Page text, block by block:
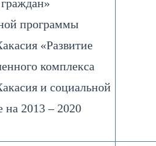
программы
«Развитие
комплекса
и социальной
на 2013 – 2020